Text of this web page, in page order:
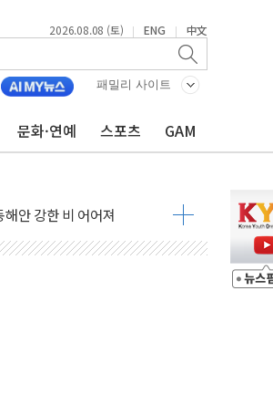
2026.08.08 (토) | ENG | 中文
패밀리 사이트
문화·연예 스포츠 GAM
안 강한 비 어어져
치여 사망
페널티' 22개 과제 손본다
·1명 실종